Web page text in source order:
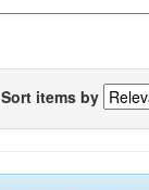
Sort items by